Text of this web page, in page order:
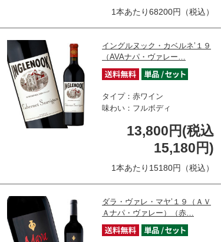
1本あたり68200円（税込）
イングルヌック・カベルネ’１９
（AVAナパ・ヴァレー…
タイプ：赤ワイン
味わい：フルボディ
13,800円(税込
15,180円)
1本あたり15180円（税込）
ダラ・ヴァレ・マヤ’１９（ＡＶ
Ａナパ・ヴァレー）（赤…